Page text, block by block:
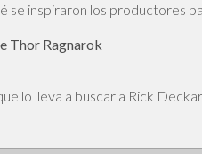
se inspiraron los productores
Thor Ragnarok
lo lleva a buscar a Rick